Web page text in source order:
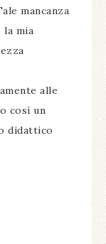
mancanza
la mia
alle
così un
didattico